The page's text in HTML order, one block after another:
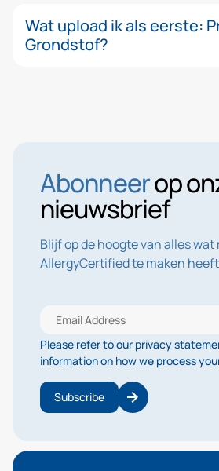
Wat upload ik als eerste:
Grondstof?
Abonneerop
nieuwsbrief
Blijf op de hoogte van alles wat
AllergyCertified te maken heeft
Please refer to our privacy
information on how we process
Subscribe